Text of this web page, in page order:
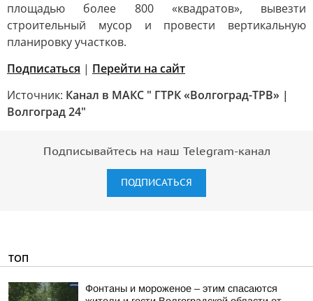
площадью более 800 «квадратов», вывезти
строительный мусор и провести вертикальную
планировку участков.
Подписаться | Перейти на сайт
Источник: Канал в МАКС " ГТРК «Волгоград-ТРВ» |
Волгоград 24"
Подписывайтесь на наш Telegram-канал
ПОДПИСАТЬСЯ
ТОП
Фонтаны и мороженое – этим спасаются